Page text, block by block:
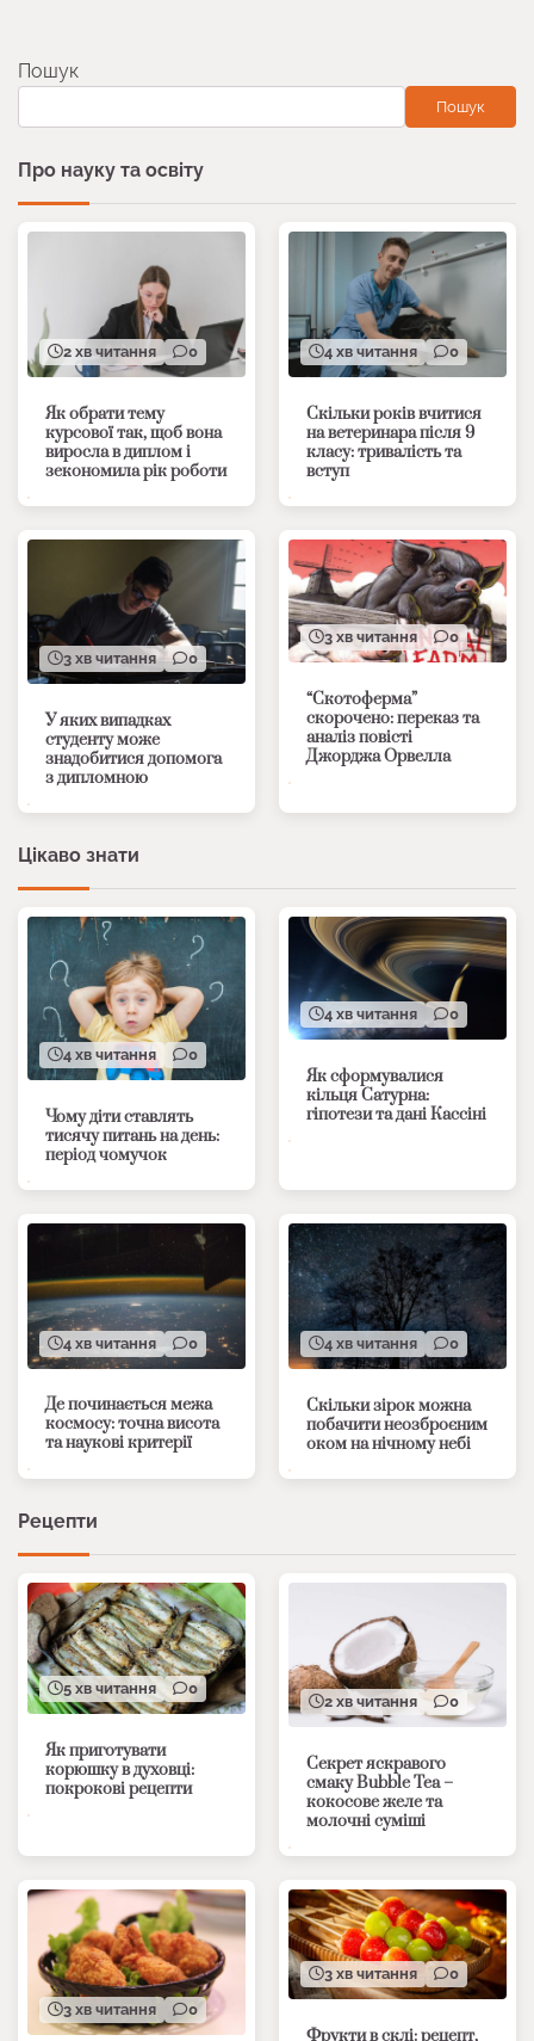
Пошук
Пошук
Про науку та освіту
2 хв читання 0
Як обрати тему
курсової так, щоб вона
виросла в диплом і
зекономила рік роботи
4 хв читання 0
Скільки років вчитися
на ветеринара після 9
класу: тривалість та
вступ
3 хв читання 0
У яких випадках
студенту може
знадобитися допомога
з дипломною
3 хв читання 0
“Скотоферма”
скорочено: переказ та
аналіз повісті
Джорджа Орвелла
Цікаво знати
4 хв читання 0
Чому діти ставлять
тисячу питань на день:
період чомучок
4 хв читання 0
Як сформувалися
кільця Сатурна:
гіпотези та дані Кассіні
4 хв читання 0
Де починається межа
космосу: точна висота
та наукові критерії
4 хв читання 0
Скільки зірок можна
побачити неозброєним
оком на нічному небі
Рецепти
5 хв читання 0
Як приготувати
корюшку в духовці:
покрокові рецепти
2 хв читання 0
Секрет яскравого
смаку Bubble Tea –
кокосове желе та
молочні суміші
3 хв читання 0
3 хв читання 0
Фрукти в склі: рецепт,